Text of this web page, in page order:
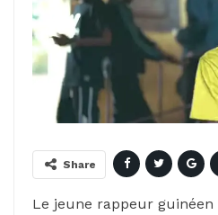
Share
Le jeune rappeur guinéen